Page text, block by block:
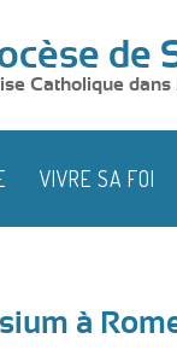
de
Catholique
VIVRE SA FOI
à